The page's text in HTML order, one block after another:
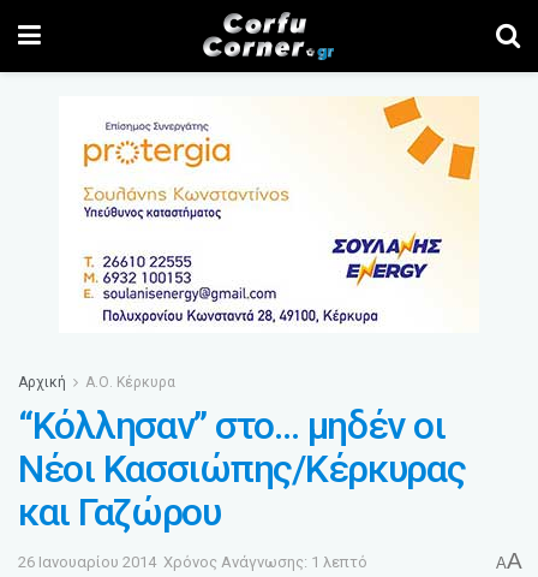
Αρχική Α.Ο. Κέρκυρα
“Κόλλησαν” στο… μηδέν οι
Νέοι Κασσιώπης/Κέρκυρας
και Γαζώρου
26 Ιανουαρίου 2014 Χρόνος Ανάγνωσης: 1 λεπτό AA